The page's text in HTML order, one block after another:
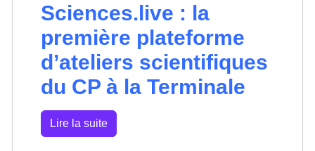
Sciences.live : la
première plateforme
d’ateliers scientifiques
du CP à la Terminale
Lire la suite